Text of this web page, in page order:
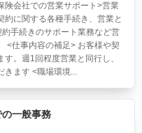
険会社での営業サポート>営業
に関する各種手続き、営業と
手続きのサポート業務など営
<仕事内容の補足> お客様や契
。週1回程度営業と同行し、
きます <職場環境...
の一般事務